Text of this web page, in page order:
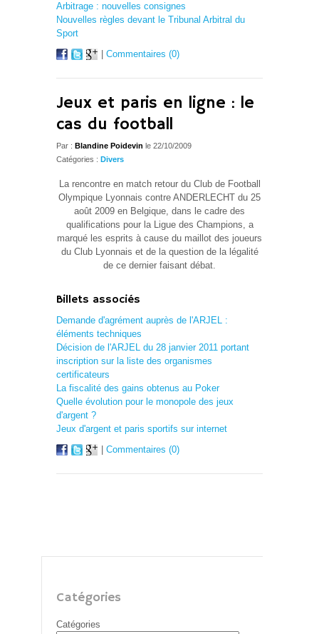
Arbitrage : nouvelles consignes
Nouvelles règles devant le Tribunal Arbitral du
Sport
Commentaires (0)
Jeux et paris en ligne : le
cas du football
Par : Blandine Poidevin le 22/10/2009
Catégories : Divers
La rencontre en match retour du Club de Football
Olympique Lyonnais contre ANDERLECHT du 25
août 2009 en Belgique, dans le cadre des
qualifications pour la Ligue des Champions, a
marqué les esprits à cause du maillot des joueurs
du Club Lyonnais et de la question de la légalité
de ce dernier faisant débat.
Billets associés
Demande d'agrément auprès de l'ARJEL :
éléments techniques
Décision de l'ARJEL du 28 janvier 2011 portant
inscription sur la liste des organismes
certificateurs
La fiscalité des gains obtenus au Poker
Quelle évolution pour le monopole des jeux
d'argent ?
Jeux d'argent et paris sportifs sur internet
Commentaires (0)
Catégories
Catégories